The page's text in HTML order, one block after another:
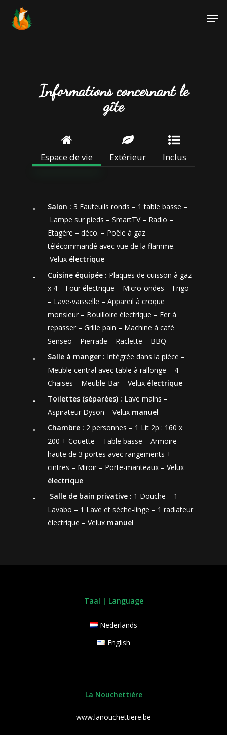
Informations concernant le
gîte
Espace de vie Extérieur Inclus
Salon : 3 Fauteuils ronds – 1 table basse –
Lampe sur pieds – SmartTV – Radio –
Etagère – déco. – Poêle à gaz
télécommandé avec vue de la flamme. –
Velux électrique
Cuisine équipée : Plaques de cuisson à gaz
x 4 – Four électrique – Micro-ondes – Frigo
– Lave-vaisselle – Appareil à croque
monsieur – Bouilloire électrique – Fer à
repasser – Grille pain – Machine à café
Senseo – Pierrade – Raclette – BBQ
Salle à manger : Intégrée dans la pièce –
Meuble central avec table à rallonge – 4
Chaises – Meuble-Bar – Velux électrique
Toilettes (séparées) : Lave mains –
Aspirateur Dyson – Velux manuel
Chambre : 2 personnes – 1 Lit 2p : 160 x
200 + Couette – Table basse – Armoire
haute de 3 portes avec rangements +
cintres – Miroir – Porte-manteaux – Velux
électrique
Salle de bain privative : 1 Douche – 1
Lavabo – 1 Lave et sèche-linge – 1 radiateur
électrique – Velux manuel
Taal | Language
Nederlands
English
La Nouchettière
www.lanouchettiere.be